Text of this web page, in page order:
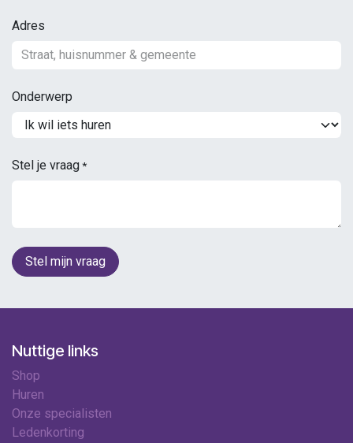
Adres
Onderwerp
Stel je vraag*
Stel mijn vraag
Nuttige links
Shop
Huren
Onze specialisten
Ledenkorting